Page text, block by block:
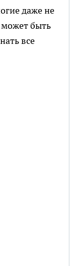
даже не
может быть
все